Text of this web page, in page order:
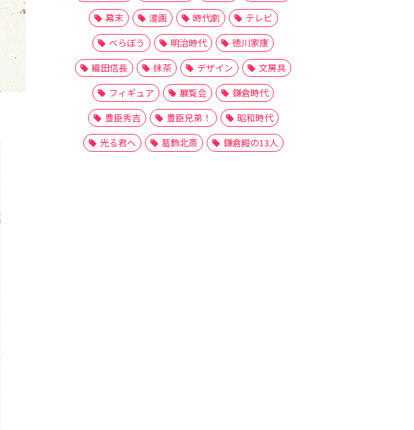
幕末
漫画 時代劇
テレビ
べらぼう
明治時代
徳川家康
織田信長
抹茶 デザイン
文房具
フィギュア
展覧会
鎌倉時代
豊臣秀吉
豊臣兄弟！
昭和時代
光る君へ
葛飾北斎 鎌倉殿の13人